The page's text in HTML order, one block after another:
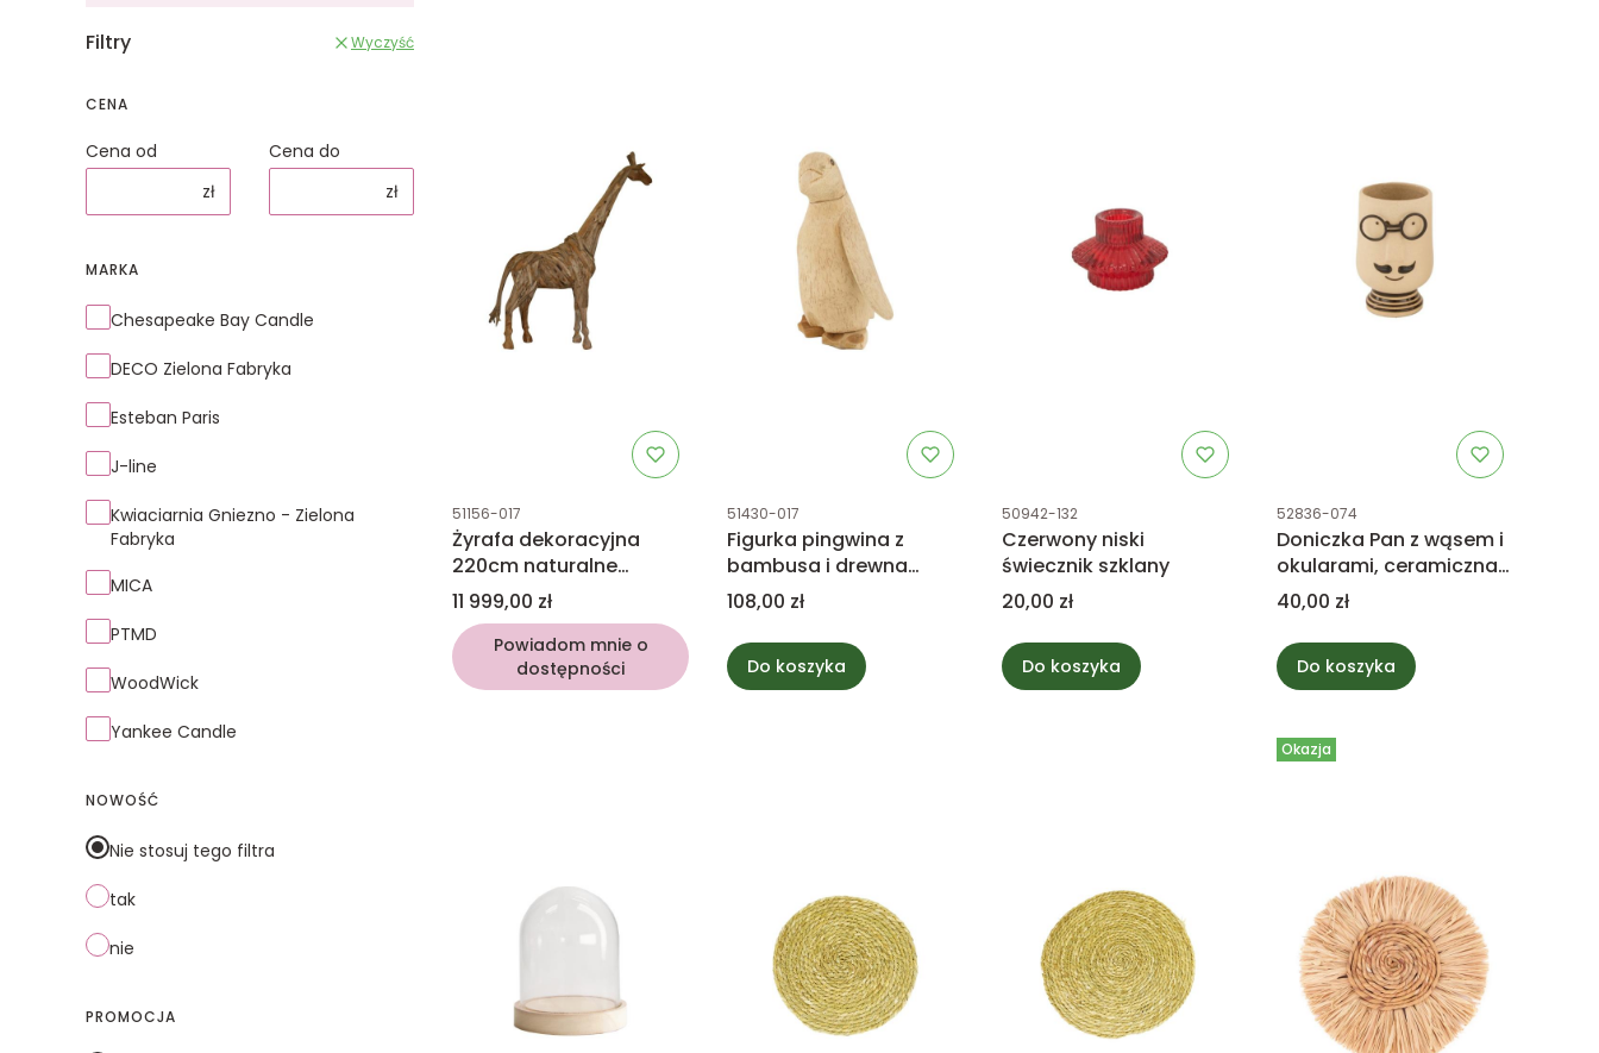
Filtry Wyczyść
CENA
Cena od
zł
Cena do
zł
MARKA
Marka
Chesapeake Bay Candle
DECO Zielona Fabryka
Esteban Paris
J-line
Kwiaciarnia Gniezno - Zielona
Fabryka
MICA
PTMD
WoodWick
Yankee Candle
NOWOŚĆ
Nie stosuj tego filtra
tak
nie
PROMOCJA
Kod produktu
51156-017
Żyrafa dekoracyjna
220cm naturalne
drewno
Cena
11 999,00 zł
Powiadom mnie o
dostępności
Kod produktu
51430-017
Figurka pingwina z
bambusa i drewna
tekowego 22cm
Cena
108,00 zł
Do koszyka
Kod produktu
50942-132
Czerwony niski
świecznik szklany
Cena
20,00 zł
Do koszyka
Kod produktu
52836-074
Doniczka Pan z wąsem i
okularami, ceramiczna
twarz 11cm
Cena
40,00 zł
Do koszyka
Okazja